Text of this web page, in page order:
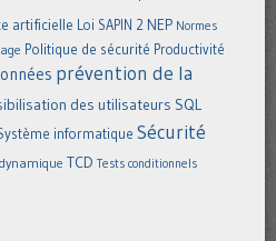
artificielle Loi SAPIN 2 NEP Normes
Politique de sécurité Productivité
prévention de la
des utilisateurs SQL
informatique Sécurité
TCD Tests conditionnels